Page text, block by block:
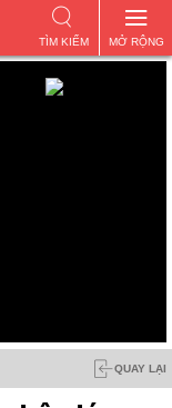
MỞ RỘNG
TÌM KIẾM
QUAY LẠI